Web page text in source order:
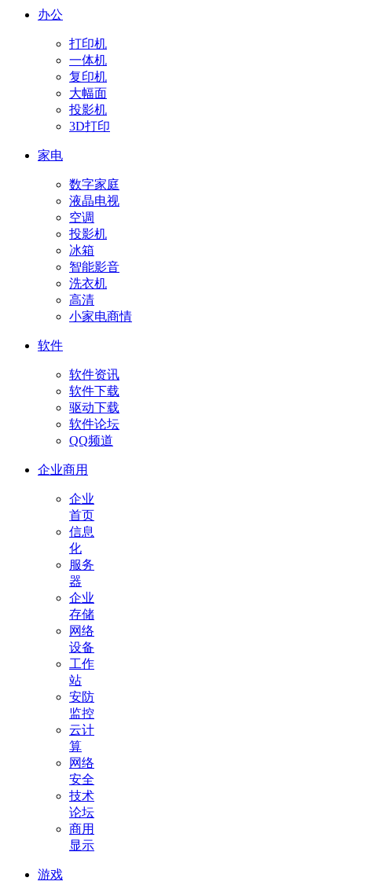
办公
打印机
一体机
复印机
大幅面
投影机
3D打印
家电
数字家庭
液晶电视
空调
投影机
冰箱
智能影音
洗衣机
高清
小家电商情
软件
软件资讯
软件下载
驱动下载
软件论坛
QQ频道
企业商用
企业
首页
信息
化
服务
器
企业
存储
网络
设备
工作
站
安防
监控
云计
算
网络
安全
技术
论坛
商用
显示
游戏